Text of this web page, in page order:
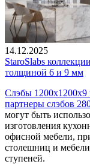
14.12.2025
StaroSlabs
толщиной 6 и 9 мм
Слэбы 1200х1200х9
партнеры слэбов
могут быть
изготовления
офисной мебели,
столешниц и
ступеней.